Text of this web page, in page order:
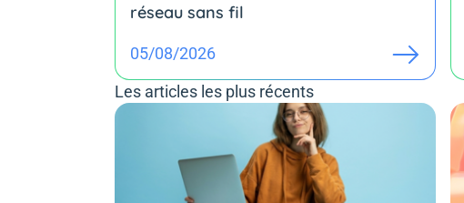
réseau sans fil
05/08/2026
Les articles les plus récents